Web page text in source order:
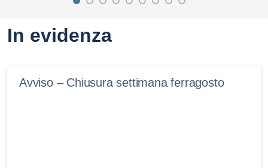
In evidenza
Avviso – Chiusura settimana ferragosto